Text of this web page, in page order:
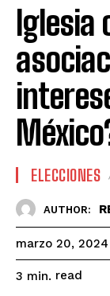
ELECCIONES
AUTHOR:
marzo 20, 2024
3 min. read